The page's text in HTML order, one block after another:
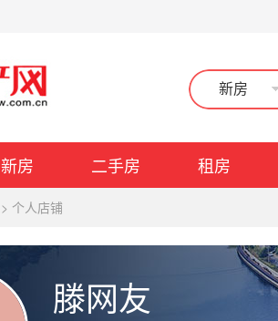
新房
新房 二手房 租房
> 个人店铺
滕网友